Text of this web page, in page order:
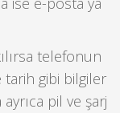
telefonun
tarih gibi bilgiler
pil ve şarj